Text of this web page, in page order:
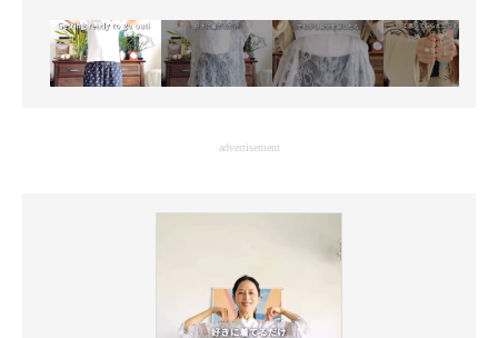
マーケ×ITの今がよく分かる
ITエンジニア向け専門サイト
エレクトロニクス専門サイト
advertisement